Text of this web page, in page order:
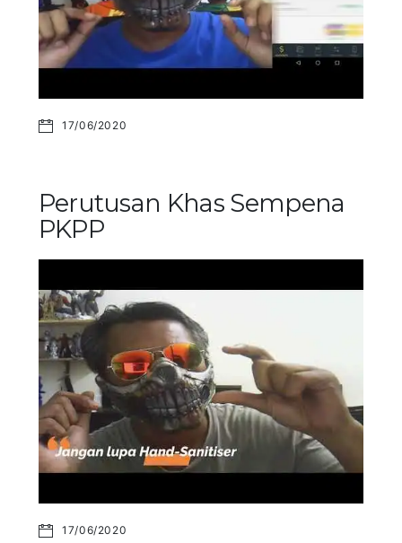
17/06/2020
Perutusan Khas Sempena
PKPP
17/06/2020